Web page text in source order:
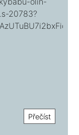
20783?
Přečíst